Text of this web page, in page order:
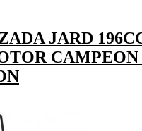
JARD
CAMPEON